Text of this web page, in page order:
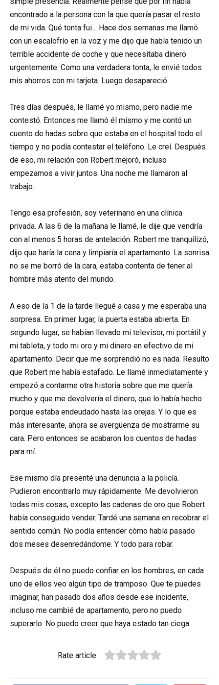
encontrado a la persona con la que quería pasar el resto
de mi vida. Qué tonta fui… Hace dos semanas me llamó
con un escalofrío en la voz y me dijo que había tenido un
terrible accidente de coche y que necesitaba dinero
urgentemente. Como una verdadera tonta, le envié todos
mis ahorros con mi tarjeta. Luego desapareció.
Tres días después, le llamé yo mismo, pero nadie me
contestó. Entonces me llamó él mismo y me contó un
cuento de hadas sobre que estaba en el hospital todo el
tiempo y no podía contestar el teléfono. Le creí. Después
de eso, mi relación con Robert mejoró, incluso
empezamos a vivir juntos. Una noche me llamaron al
trabajo.
Tengo esa profesión, soy veterinario en una clínica
privada. A las 6 de la mañana le llamé, le dije que vendría
con al menos 5 horas de antelación. Robert me tranquilizó,
dijo que haría la cena y limpiaría el apartamento. La sonrisa
no se me borró de la cara, estaba contenta de tener al
hombre más atento del mundo.
A eso de la 1 de la tarde llegué a casa y me esperaba una
sorpresa. En primer lugar, la puerta estaba abierta. En
segundo lugar, se habían llevado mi televisor, mi portátil y
mi tableta, y todo mi oro y mi dinero en efectivo de mi
apartamento. Decir que me sorprendió no es nada. Resultó
que Robert me había estafado. Le llamé inmediatamente y
empezó a contarme otra historia sobre que me quería
mucho y que me devolvería el dinero, que lo había hecho
porque estaba endeudado hasta las orejas. Y lo que es
más interesante, ahora se avergüenza de mostrarme su
cara. Pero entonces se acabaron los cuentos de hadas
para mí.
Ese mismo día presenté una denuncia a la policía.
Pudieron encontrarlo muy rápidamente. Me devolvieron
todas mis cosas, excepto las cadenas de oro que Robert
había conseguido vender. Tardé una semana en recobrar el
sentido común. No podía entender cómo había pasado
dos meses desenredándome. Y todo para robar.
Después de él no puedo confiar en los hombres, en cada
uno de ellos veo algún tipo de tramposo. Que te puedes
imaginar, han pasado dos años desde ese incidente,
incluso me cambié de apartamento, pero no puedo
superarlo. No puedo creer que haya estado tan ciega.
Rate article